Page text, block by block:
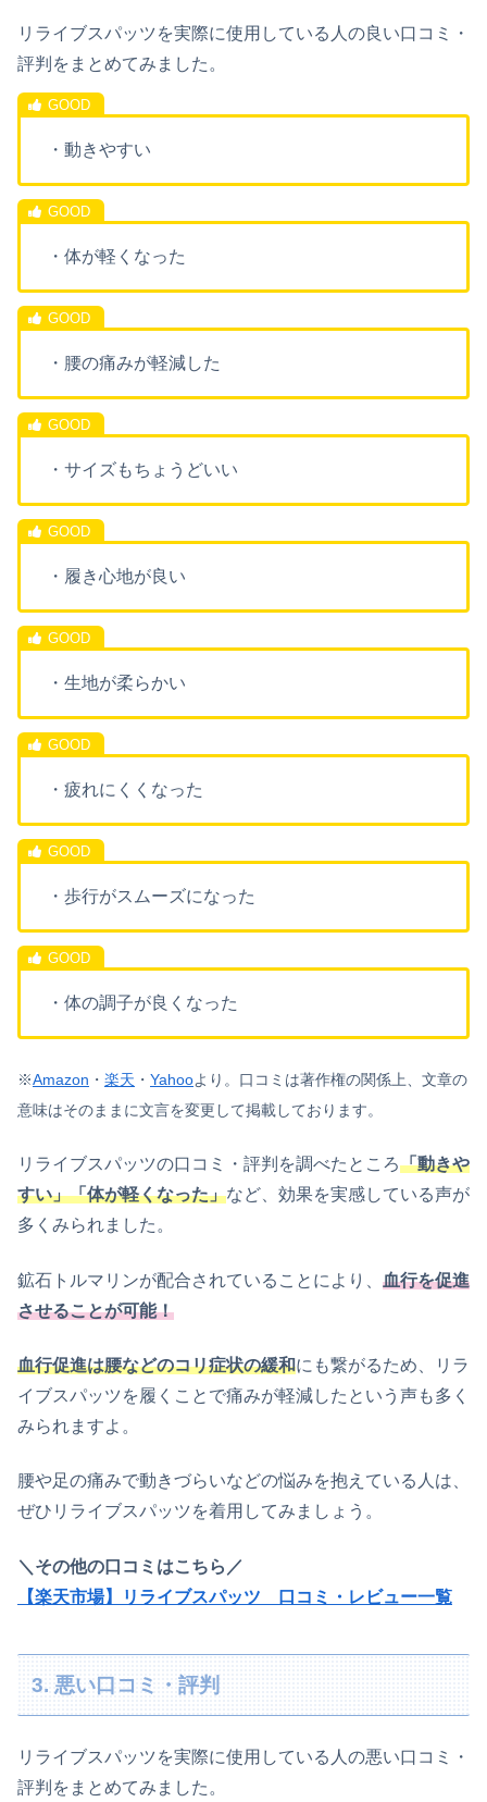
リライブスパッツを実際に使用している人の良い口コミ・
評判をまとめてみました。
・動きやすい
・体が軽くなった
・腰の痛みが軽減した
・サイズもちょうどいい
・履き心地が良い
・生地が柔らかい
・疲れにくくなった
・歩行がスムーズになった
・体の調子が良くなった
※Amazon ・ 楽天 ・ Yahooより。 口コミは著作権の関係上、文章の
意味はそのままに文言を変更して掲載しております。
リライブスパッツの口コミ・評判を調べたところ「動きや
すい」「体が軽くなった」など、効果を実感している声が
多くみられました。
鉱石トルマリンが配合されていることにより、 血行を促進
させることが可能！
血行促進は腰などのコリ症状の緩和にも繋がるため、リラ
イブスパッツを履くことで痛みが軽減したという声も多く
みられますよ。
腰や足の痛みで動きづらいなどの悩みを抱えている人は、
ぜひリライブスパッツを着用してみましょう。
＼その他の口コミはこちら／
【楽天市場】リライブスパッツ 口コミ・レビュー一覧
3. 悪い口コミ・評判
リライブスパッツを実際に使用している人の悪い口コミ・
評判をまとめてみました。